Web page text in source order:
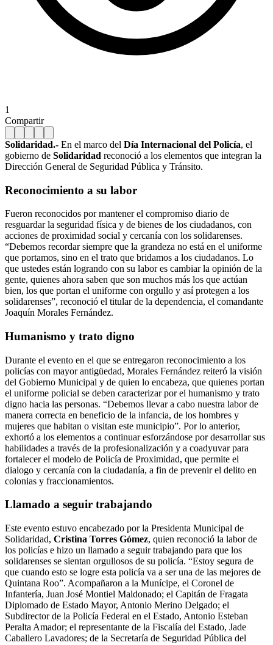
1
Compartir
Solidaridad.- En el marco del Día Internacional del Policía, el
gobierno de Solidaridad reconoció a los elementos que integran la
Dirección General de Seguridad Pública y Tránsito.
Reconocimiento a su labor
Fueron reconocidos por mantener el compromiso diario de
resguardar la seguridad física y de bienes de los ciudadanos, con
acciones de proximidad social y cercanía con los solidarenses.
“Debemos recordar siempre que la grandeza no está en el uniforme
que portamos, sino en el trato que bridamos a los ciudadanos. Lo
que ustedes están logrando con su labor es cambiar la opinión de la
gente, quienes ahora saben que son muchos más los que actúan
bien, los que portan el uniforme con orgullo y así protegen a los
solidarenses”, reconoció el titular de la dependencia, el comandante
Joaquín Morales Fernández.
Humanismo y trato digno
Durante el evento en el que se entregaron reconocimiento a los
policías con mayor antigüedad, Morales Fernández reiteró la visión
del Gobierno Municipal y de quien lo encabeza, que quienes portan
el uniforme policial se deben caracterizar por el humanismo y trato
digno hacia las personas. “Debemos llevar a cabo nuestra labor de
manera correcta en beneficio de la infancia, de los hombres y
mujeres que habitan o visitan este municipio”. Por lo anterior,
exhortó a los elementos a continuar esforzándose por desarrollar sus
habilidades a través de la profesionalización y a coadyuvar para
fortalecer el modelo de Policía de Proximidad, que permite el
dialogo y cercanía con la ciudadanía, a fin de prevenir el delito en
colonias y fraccionamientos.
Llamado a seguir trabajando
Este evento estuvo encabezado por la Presidenta Municipal de
Solidaridad, Cristina Torres Gómez, quien reconoció la labor de
los policías e hizo un llamado a seguir trabajando para que los
solidarenses se sientan orgullosos de su policía. “Estoy segura de
que cuando esto se logre esta policía va a ser una de las mejores de
Quintana Roo”. Acompañaron a la Munícipe, el Coronel de
Infantería, Juan José Montiel Maldonado; el Capitán de Fragata
Diplomado de Estado Mayor, Antonio Merino Delgado; el
Subdirector de la Policía Federal en el Estado, Antonio Esteban
Peralta Amador; el representante de la Fiscalía del Estado, Jade
Caballero Lavadores; de la Secretaría de Seguridad Pública del